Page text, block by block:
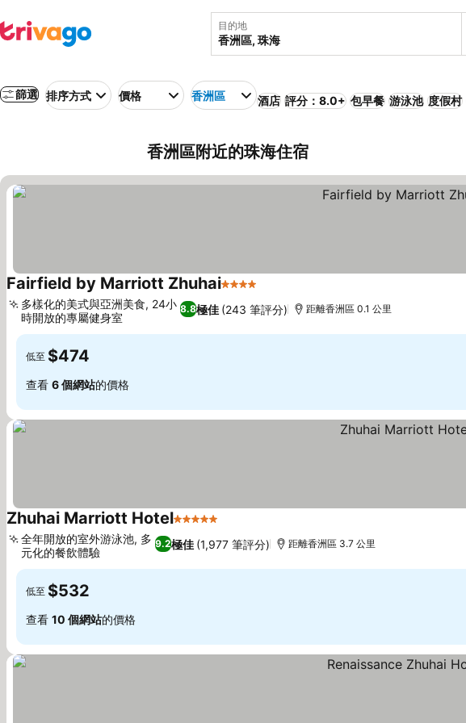
目的地
篩選 排序方式 價格 香洲區 酒店 評分：8.0+ 包早餐 游泳池 度假村
香洲區附近的珠海住宿
Fairfield by Marriott Zhuhai4 星級
8.8極佳 (243 筆評分)
多樣化的美式與亞洲美食, 24小
時開放的專屬健身室
距離香洲區 0.1 公里
低至 $474
查看 6 個網站的價格
Zhuhai Marriott Hotel5 星級
9.2極佳 (1,977 筆評分)
全年開放的室外游泳池, 多
元化的餐飲體驗
距離香洲區 3.7 公里
低至 $532
查看 10 個網站的價格